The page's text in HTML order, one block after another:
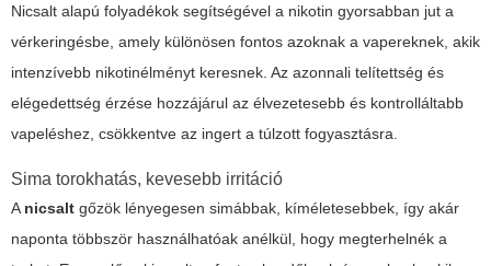
Nicsalt alapú folyadékok segítségével a nikotin gyorsabban jut a
vérkeringésbe, amely különösen fontos azoknak a vapereknek, akik
intenzívebb nikotinélményt keresnek. Az azonnali telítettség és
elégedettség érzése hozzájárul az élvezetesebb és kontrolláltabb
vapeléshez, csökkentve az ingert a túlzott fogyasztásra.
Sima torokhatás, kevesebb irritáció
A nicsalt gőzök lényegesen simábbak, kíméletesebbek, így akár
naponta többször használhatóak anélkül, hogy megterhelnék a